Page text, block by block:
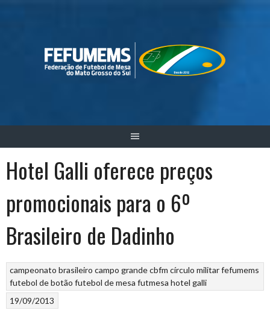
Hotel Galli oferece preços
promocionais para o 6º
Brasileiro de Dadinho
campeonato brasileiro campo grandecbfm círculo militarfefumems
futebol de botão futebol de mesa futmesa hotel galli
19/09/2013